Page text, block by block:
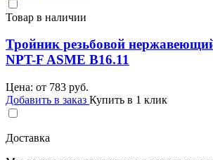
Товар в наличии
Тройник резьбовой
NPT-F ASME B16.11
Цена: от 783 руб.
Добавить в заказ Купить в 1 клик
Доставка